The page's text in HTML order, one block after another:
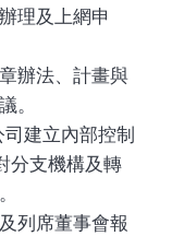
理及上網申
辦法、計畫與
。
建立內部控制
分支機構及轉
列席董事會報